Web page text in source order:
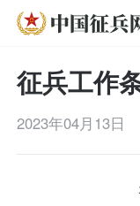
征兵工作
2023年04月13日